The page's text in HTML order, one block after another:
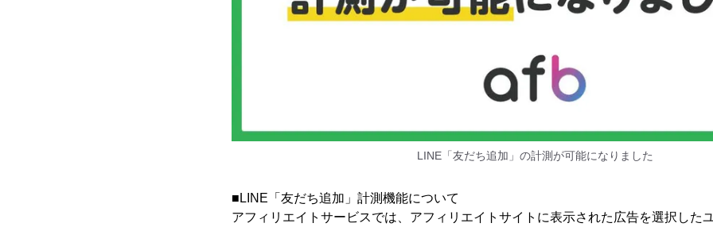
LINE「友だち追加」の計測が可能になりました
■LINE「友だち追加」計測機能について
アフィリエイトサービスでは、アフィリエイトサイトに表示された広告を選択した